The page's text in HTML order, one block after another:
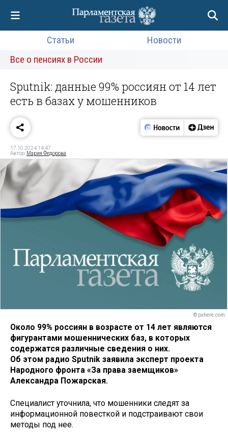
Статьи
Новости
Все о пенсиях в России
Sputnik: данные 99% россиян от 14 лет
есть в базах у мошенников
17.10.2024 14:47
Автор: Мария Федорова
© pxhere.com
Около 99% россиян в возрасте от 14 лет являются
фигурантами мошеннических баз, в которых
содержатся различные сведения о них.
Об этом радио Sputnik заявила эксперт проекта
Народного фронта «За права заемщиков»
Александра Пожарская.
Специалист уточнила, что мошенники следят за
информационной повесткой и подстраивают свои
методы под нее.